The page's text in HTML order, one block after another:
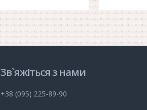
Зв`яжіться з нами
+38 (095) 225-89-90